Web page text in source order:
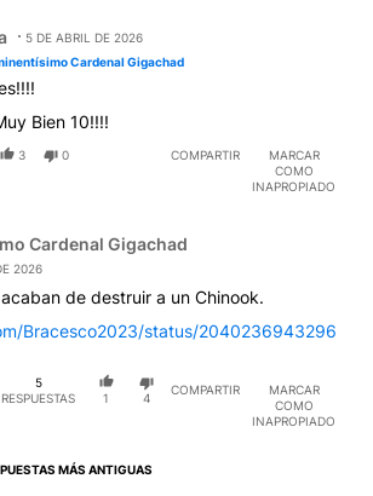
5 DE ABRIL DE 2026
Cardenal Gigachad
Bien 10!!!!
3 0 COMPARTIR
MARCAR
COMO
INAPROPIADO
Cardenal Gigachad.
Cardenal Gigachad
2026
de destruir a un Chinook.
Bracesco2023/status/2040236943296
5
RESPUESTAS
1 4
COMPARTIR
MARCAR
COMO
INAPROPIADO
antiguas
MÁS ANTIGUAS